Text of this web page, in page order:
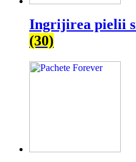
Ingrijirea pielii
(30)